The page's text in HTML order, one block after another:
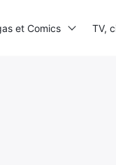
et Comics TV,